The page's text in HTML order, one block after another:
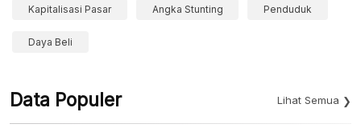
Kapitalisasi Pasar Angka Stunting Penduduk
Daya Beli
Data Populer Lihat Semua